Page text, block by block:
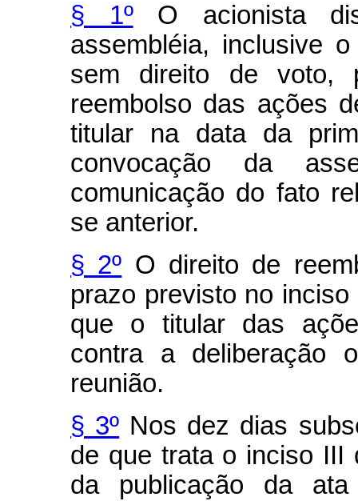
§ 1ºO acionista
assembléia, inclusive
sem direito de voto,
reembolso das ações
titular na data da
convocação da
comunicação do fato
se anterior.
§ 2º O direito de
prazo previsto no
que o titular das
contra a deliberação
reunião.
§ 3º Nos dez dias
de que trata o inciso
da publicação da